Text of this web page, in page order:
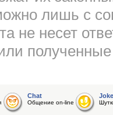
лишь с
не несет
Chat
Общение on-line
Joke